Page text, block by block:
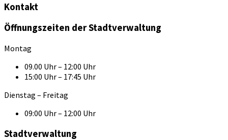
Kontakt
Öffnungszeiten der Stadtverwaltung
Montag
09.00 Uhr – 12:00 Uhr
15:00 Uhr – 17:45 Uhr
Dienstag – Freitag
09:00 Uhr – 12:00 Uhr
Stadtverwaltung